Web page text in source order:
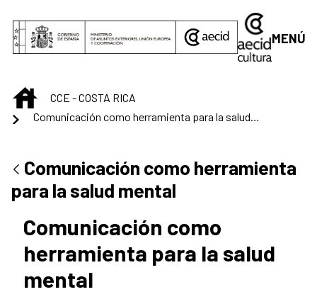
MENÚ
INICIO
CCE - COSTA RICA
Comunicación como herramienta
para la salud mental
Comunicación como
herramienta para la salud
mental